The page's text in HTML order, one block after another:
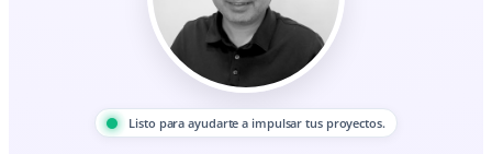
Listo para ayudarte a impulsar tus proyectos.